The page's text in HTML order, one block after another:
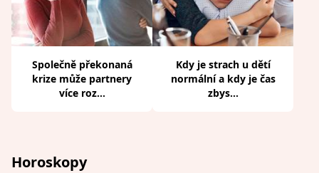
Společně překonaná
krize může partnery
více roz...
Kdy je strach u dětí
normální a kdy je čas
zbys...
Horoskopy